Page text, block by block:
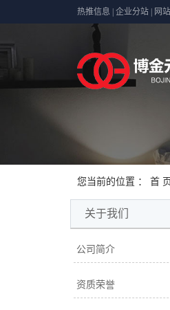
热推信息 企业分站 网
您当前的位置 ： 首 页
关于我们
公司简介
资质荣誉